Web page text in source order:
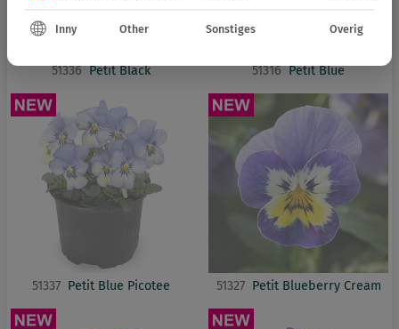
51336 Petit Black 51316 Petit Blue
51337 Petit Blue Picotee 51327 Petit Blueberry Cream
Inny Other Sonstiges Overig